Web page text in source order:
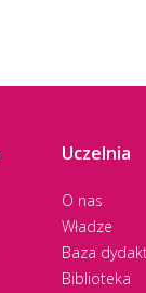
Uczelnia
O nas
Władze
Baza
Biblioteka